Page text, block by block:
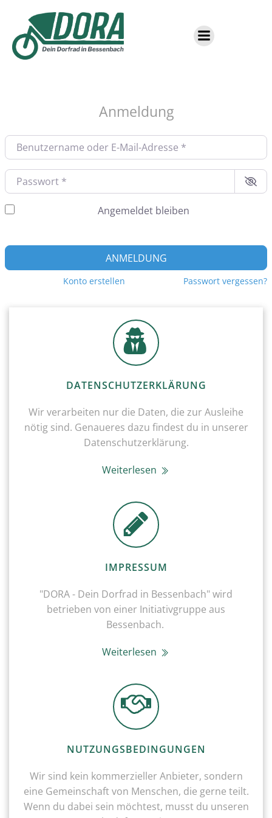
Anmeldung
Benutzername oder E-Mail-
Angemeldet bleiben
ANMELDUNG
Konto erstellen Passwort vergessen?
DATENSCHUTZERKLÄRUNG
Wir verarbeiten nur die Daten, die zur Ausleihe
nötig sind. Genaueres dazu findest du in unserer
Datenschutzerklärung.
Weiterlesen
IMPRESSUM
"DORA - Dein Dorfrad in Bessenbach" wird
betrieben von einer Initiativgruppe aus
Bessenbach.
Weiterlesen
NUTZUNGSBEDINGUNGEN
Wir sind kein kommerzieller Anbieter, sondern
eine Gemeinschaft von Menschen, die gerne teilt.
Wenn du dabei sein möchtest, musst du unseren